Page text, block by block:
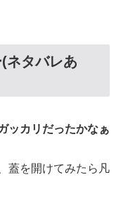
(ネタバレあ
ッカリだったかなぁ
蓋を開けてみたら凡